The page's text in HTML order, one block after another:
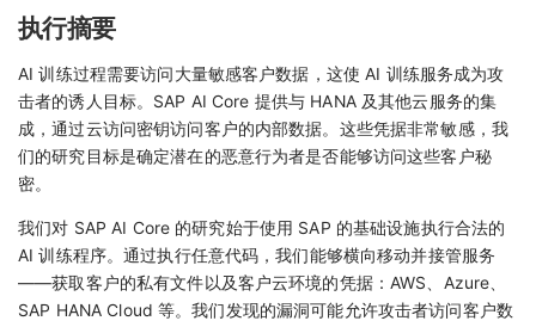
执行摘要
AI 训练过程需要访问大量敏感客户数据，这使 AI 训练服务成为攻
击者的诱人目标。SAP AI Core 提供与 HANA 及其他云服务的集
成，通过云访问密钥访问客户的内部数据。这些凭据非常敏感，我
们的研究目标是确定潜在的恶意行为者是否能够访问这些客户秘
密。
我们对 SAP AI Core 的研究始于使用 SAP 的基础设施执行合法的
AI 训练程序。通过执行任意代码，我们能够横向移动并接管服务
——获取客户的私有文件以及客户云环境的凭据：AWS、Azure、
SAP HANA Cloud 等。我们发现的漏洞可能允许攻击者访问客户数